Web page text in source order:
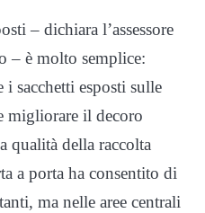
– dichiara l’assessore
– è molto semplice:
i sacchetti esposti sulle
migliorare il decoro
qualità della raccolta
a porta ha consentito di
ma nelle aree centrali